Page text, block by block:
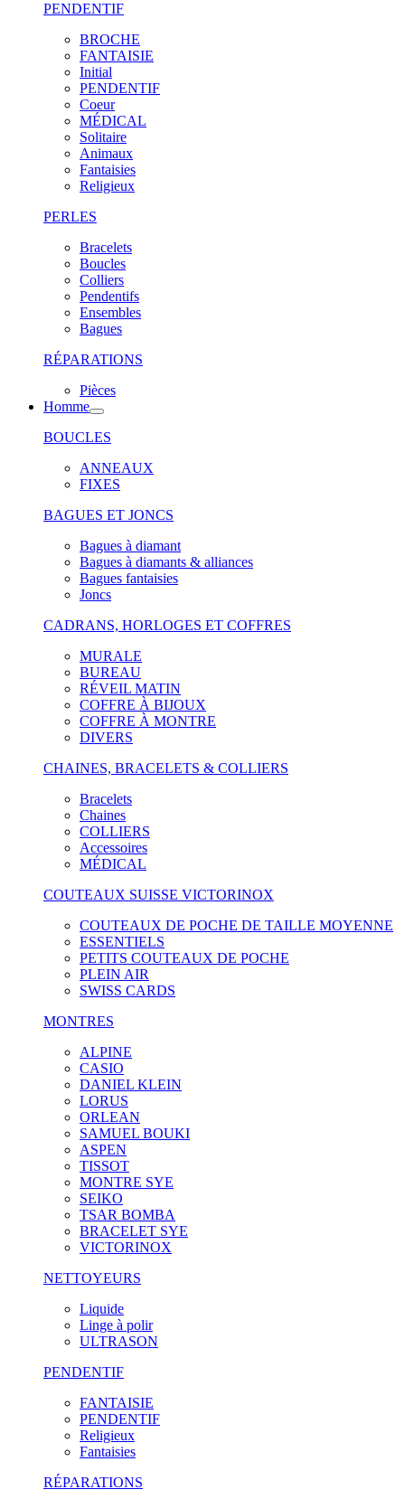
PENDENTIF
BROCHE
FANTAISIE
Initial
PENDENTIF
Coeur
MÉDICAL
Solitaire
Animaux
Fantaisies
Religieux
PERLES
Bracelets
Boucles
Colliers
Pendentifs
Ensembles
Bagues
RÉPARATIONS
Pièces
Homme
BOUCLES
ANNEAUX
FIXES
BAGUES ET JONCS
Bagues à diamant
Bagues à diamants & alliances
Bagues fantaisies
Joncs
CADRANS, HORLOGES ET COFFRES
MURALE
BUREAU
RÉVEIL MATIN
COFFRE À BIJOUX
COFFRE À MONTRE
DIVERS
CHAINES, BRACELETS & COLLIERS
Bracelets
Chaines
COLLIERS
Accessoires
MÉDICAL
COUTEAUX SUISSE VICTORINOX
COUTEAUX DE POCHE DE TAILLE MOYENNE
ESSENTIELS
PETITS COUTEAUX DE POCHE
PLEIN AIR
SWISS CARDS
MONTRES
ALPINE
CASIO
DANIEL KLEIN
LORUS
ORLEAN
SAMUEL BOUKI
ASPEN
TISSOT
MONTRE SYE
SEIKO
TSAR BOMBA
BRACELET SYE
VICTORINOX
NETTOYEURS
Liquide
Linge à polir
ULTRASON
PENDENTIF
FANTAISIE
PENDENTIF
Religieux
Fantaisies
RÉPARATIONS